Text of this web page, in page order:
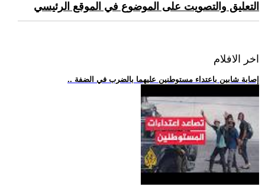
التعليق والتصويت على الموضوع في الموقع الرئيسي
اخر الافلام
.. إصابة شابين باعتداء مستوطنين عليهما بالضرب في الضفة